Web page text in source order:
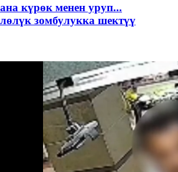
күрөк менен уруп...
зомбулукка шектүү